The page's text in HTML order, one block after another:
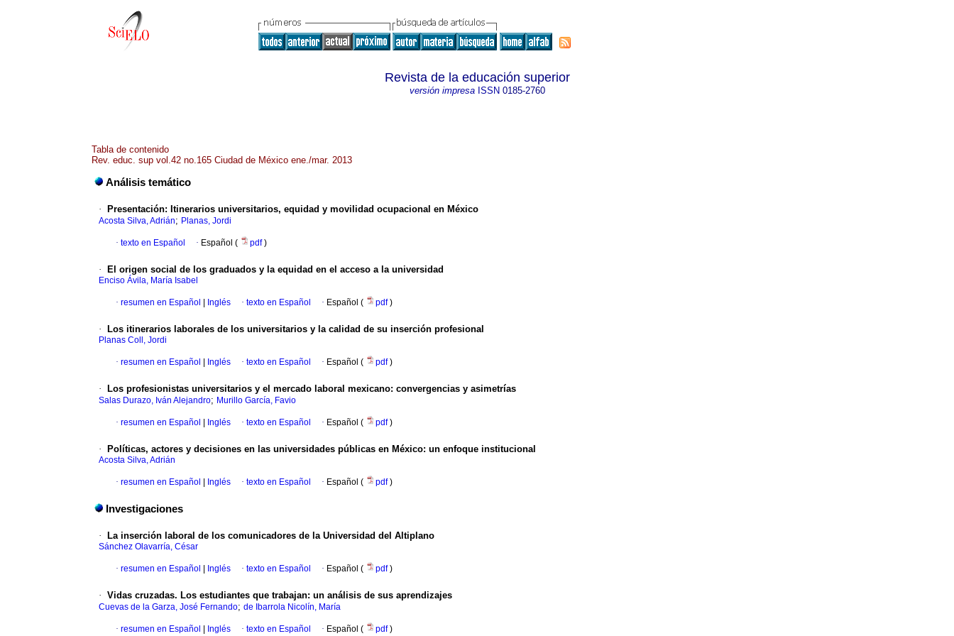
Revista de la educación superior
versión impresaISSN 0185-2760
Tabla de contenido
Rev. educ. sup vol.42 no.165 Ciudad de México ene./mar. 2013
Análisis temático
· Presentación: Itinerarios universitarios, equidad y movilidad ocupacional en México
Acosta Silva, Adrián; Planas, Jordi
· texto en Español · Español ( pdf)
· El origen social de los graduados y la equidad en el acceso a la universidad
Enciso Ávila, María Isabel
· resumen en Español Inglés · texto en Español · Español ( pdf)
· Los itinerarios laborales de los universitarios y la calidad de su inserción profesional
Planas Coll, Jordi
· resumen en Español Inglés · texto en Español · Español ( pdf)
· Los profesionistas universitarios y el mercado laboral mexicano: convergencias y asimetrías
Salas Durazo, Iván Alejandro; Murillo García, Favio
· resumen en Español Inglés · texto en Español · Español ( pdf)
· Políticas, actores y decisiones en las universidades públicas en México: un enfoque institucional
Acosta Silva, Adrián
· resumen en Español Inglés · texto en Español · Español ( pdf)
Investigaciones
· La inserción laboral de los comunicadores de la Universidad del Altiplano
Sánchez Olavarría, César
· resumen en Español Inglés · texto en Español · Español ( pdf)
· Vidas cruzadas. Los estudiantes que trabajan: un análisis de sus aprendizajes
Cuevas de la Garza, José Fernando; de Ibarrola Nicolín, María
· resumen en Español Inglés · texto en Español · Español ( pdf)